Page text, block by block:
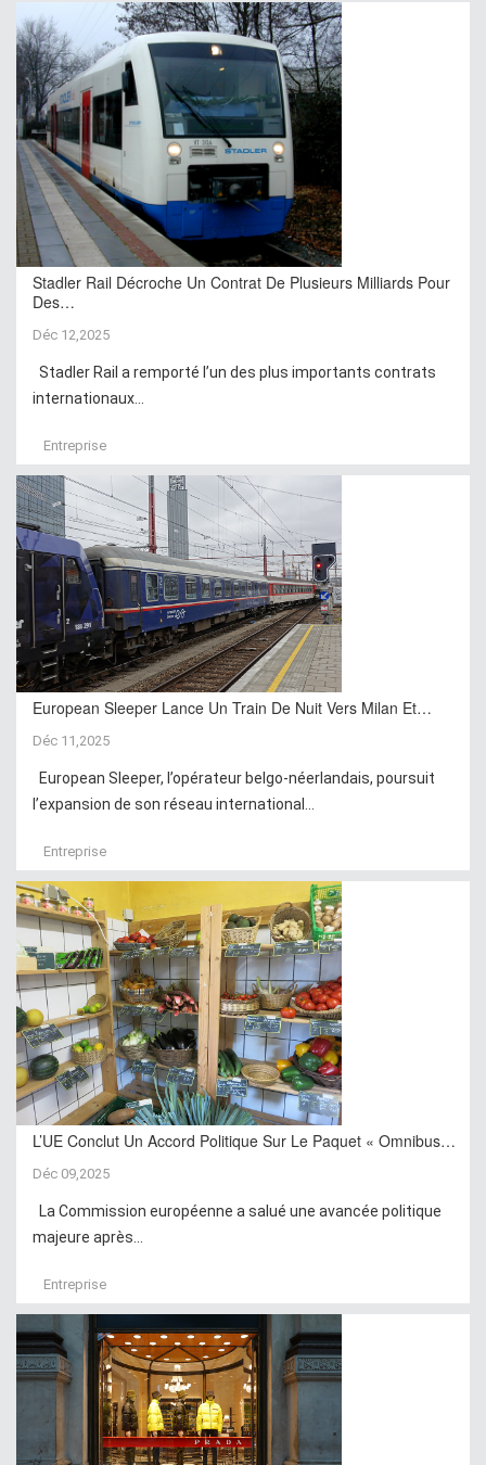
Stadler Rail Décroche Un Contrat De Plusieurs Milliards Pour
Des…
Déc 12,2025
Stadler Rail a remporté l’un des plus importants contrats
internationaux...
Entreprise
European Sleeper Lance Un Train De Nuit Vers Milan Et…
Déc 11,2025
European Sleeper, l’opérateur belgo-néerlandais, poursuit
l’expansion de son réseau international...
Entreprise
L’UE Conclut Un Accord Politique Sur Le Paquet « Omnibus…
Déc 09,2025
La Commission européenne a salué une avancée politique
majeure après...
Entreprise